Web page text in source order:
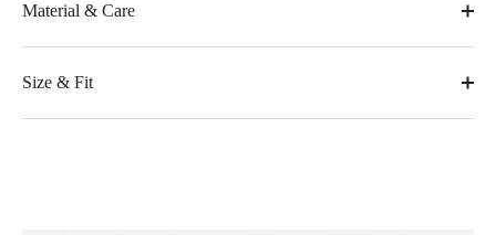
Material & Care
Size & Fit